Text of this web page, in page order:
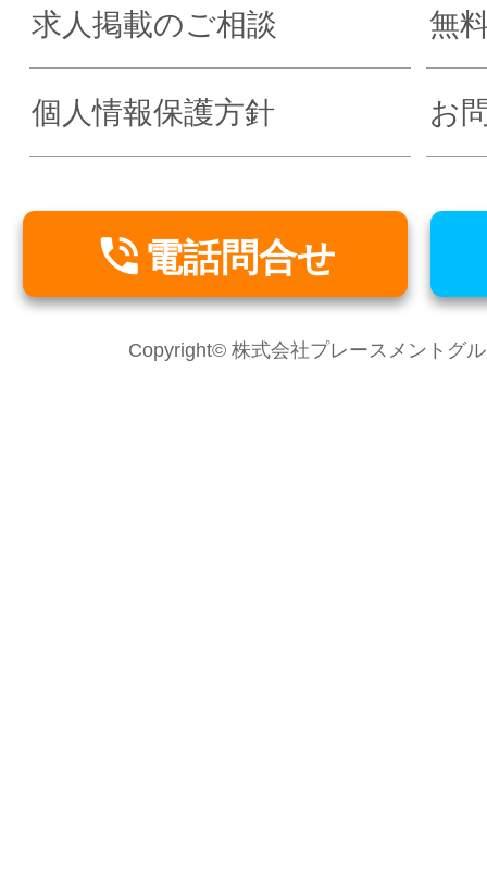
求人掲載のご相談 無
個人情報保護方針 お
 電話問合せ
Copyright© 株式会社プレースメントグ